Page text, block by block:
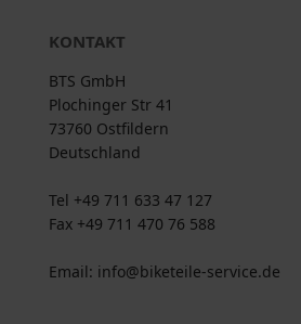
KONTAKT
BTS GmbH
Plochinger Str 41
73760 Ostfildern
Deutschland
Tel +49 711 633 47 127
Fax +49 711 470 76 588
Email: info@biketeile-service.de